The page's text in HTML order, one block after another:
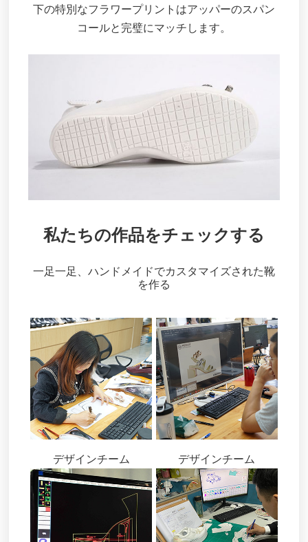
下の特別なフラワープリントはアッパーのスパン
コールと完璧にマッチします。
私たちの作品をチェックする
一足一足、ハンドメイドでカスタマイズされた靴
を作る
デザインチーム デザインチーム